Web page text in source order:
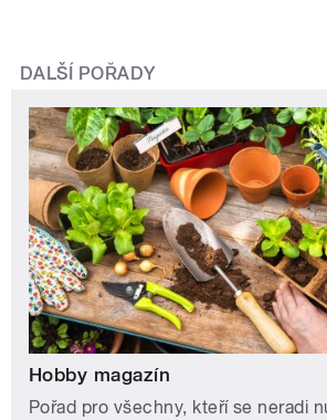
DALŠÍ POŘADY
Hobby magazín
Pořad pro všechny, kteří se neradi